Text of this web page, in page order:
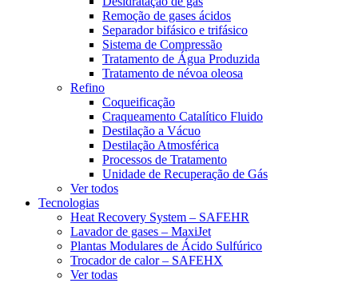
Remoção de gases ácidos
Separador bifásico e trifásico
Sistema de Compressão
Tratamento de Água Produzida
Tratamento de névoa oleosa
Refino
Coqueificação
Craqueamento Catalítico Fluido
Destilação a Vácuo
Destilação Atmosférica
Processos de Tratamento
Unidade de Recuperação de Gás
Ver todos
Tecnologias
Heat Recovery System – SAFEHR
Lavador de gases – MaxiJet
Plantas Modulares de Ácido Sulfúrico
Trocador de calor – SAFEHX
Ver todas